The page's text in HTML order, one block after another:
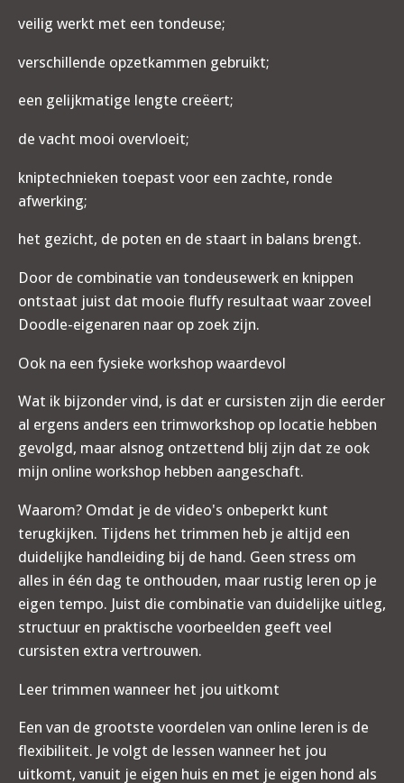
veilig werkt met een tondeuse;
verschillende opzetkammen gebruikt;
een gelijkmatige lengte creëert;
de vacht mooi overvloeit;
kniptechnieken toepast voor een zachte, ronde
afwerking;
het gezicht, de poten en de staart in balans brengt.
Door de combinatie van tondeusewerk en knippen
ontstaat juist dat mooie fluffy resultaat waar zoveel
Doodle-eigenaren naar op zoek zijn.
Ook na een fysieke workshop waardevol
Wat ik bijzonder vind, is dat er cursisten zijn die eerder
al ergens anders een trimworkshop op locatie hebben
gevolgd, maar alsnog ontzettend blij zijn dat ze ook
mijn online workshop hebben aangeschaft.
Waarom? Omdat je de video's onbeperkt kunt
terugkijken. Tijdens het trimmen heb je altijd een
duidelijke handleiding bij de hand. Geen stress om
alles in één dag te onthouden, maar rustig leren op je
eigen tempo. Juist die combinatie van duidelijke uitleg,
structuur en praktische voorbeelden geeft veel
cursisten extra vertrouwen.
Leer trimmen wanneer het jou uitkomt
Een van de grootste voordelen van online leren is de
flexibiliteit. Je volgt de lessen wanneer het jou
uitkomt, vanuit je eigen huis en met je eigen hond als